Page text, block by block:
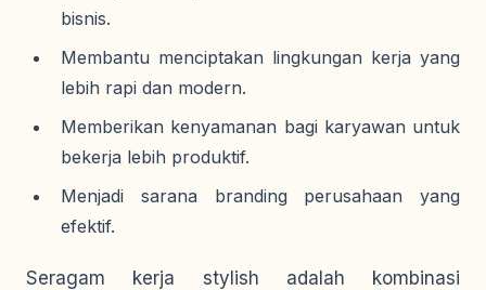
bisnis.
Membantu menciptakan lingkungan kerja yang
lebih rapi dan modern.
Memberikan kenyamanan bagi karyawan untuk
bekerja lebih produktif.
Menjadi sarana branding perusahaan yang
efektif.
Seragam kerja stylish adalah kombinasi